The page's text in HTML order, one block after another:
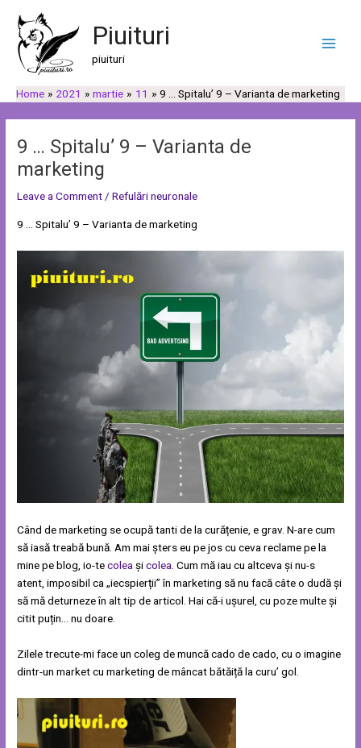
content
Piuituri
piuituri
Menu
Home 2021 martie 11 9 … Spitalu’ 9 – Varianta de marketing
9 … Spitalu’ 9 – Varianta de
marketing
Leave a Comment/Refulări neuronale
9 … Spitalu’ 9 – Varianta de marketing
Când de marketing se ocupă tanti de la curățenie, e grav. N-are cum
să iasă treabă bună. Am mai șters eu pe jos cu ceva reclame pe la
mine pe blog, io-tecolea șicolea . Cum mă iau cu altceva și nu-s
atent, imposibil ca „iecspierții” în marketing să nu facă câte o dudă și
să mă deturneze în alt tip de articol. Hai că-i ușurel, cu poze multe și
citit puțin… nu doare.
Zilele trecute-mi face un coleg de muncă cado de cado, cu o imagine
dintr-un market cu marketing de mâncat bătăiță la curu’ gol.
navigation
a
u
ă
a
t
g
o
r